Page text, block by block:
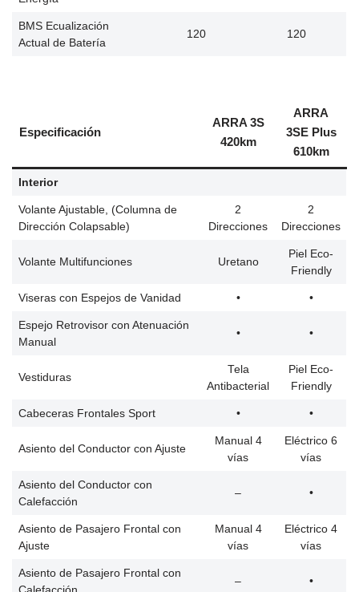
BMS Ecualización
Actual de Batería
120 120
Especificación
ARRA 3S
420km
ARRA
3SE Plus
610km
Interior
Volante Ajustable, (Columna de
Dirección Colapsable)
2
Direcciones
2
Direcciones
Volante Multifunciones Uretano
Piel Eco-
Friendly
Viseras con Espejos de Vanidad • •
Espejo Retrovisor con Atenuación
Manual
• •
Vestiduras
Tela
Antibacterial
Piel Eco-
Friendly
Cabeceras Frontales Sport • •
Asiento del Conductor con Ajuste
Manual 4
vías
Eléctrico 6
vías
Asiento del Conductor con
Calefacción
– •
Asiento de Pasajero Frontal con
Ajuste
Manual 4
vías
Eléctrico 4
vías
Asiento de Pasajero Frontal con
– •